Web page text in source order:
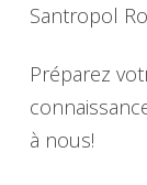
Santropol
Préparez
à nous!